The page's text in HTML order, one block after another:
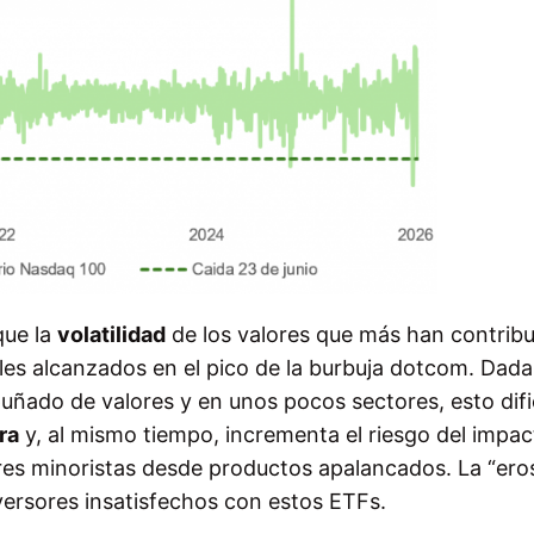
la volatilidad de los valores que más han
alcanzados en el pico de la burbuja dotcom.
de valores y en unos pocos sectores, esto
y, al mismo tiempo, incrementa el riesgo del
minoristas desde productos apalancados. La
insatisfechos con estos ETFs.